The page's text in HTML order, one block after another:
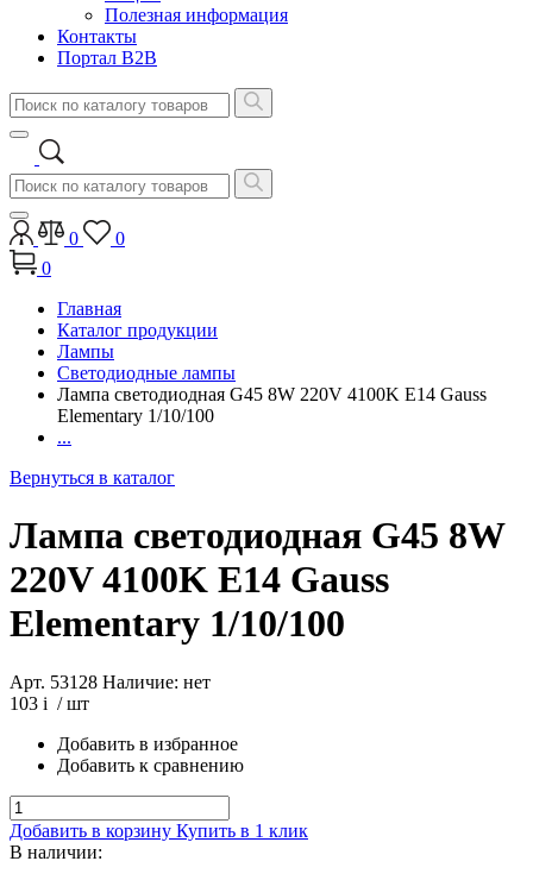
Полезная информация
Контакты
Портал B2B
0
0
0
Главная
Каталог продукции
Лампы
Светодиодные лампы
Лампа светодиодная G45 8W 220V 4100K E14 Gauss
Elementary 1/10/100
...
Вернуться в каталог
Лампа светодиодная G45 8W
220V 4100K E14 Gauss
Elementary 1/10/100
Арт. 53128 Наличие: нет
103 i / шт
Добавить в избранное
Добавить к сравнению
Добавить в корзину Купить в 1 клик
В наличии: